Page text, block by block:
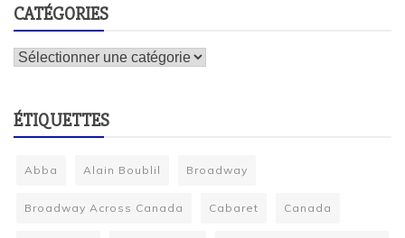
CATÉGORIES
Catégories
ÉTIQUETTES
Abba Alain Boublil Broadway
Broadway Across Canada Cabaret Canada